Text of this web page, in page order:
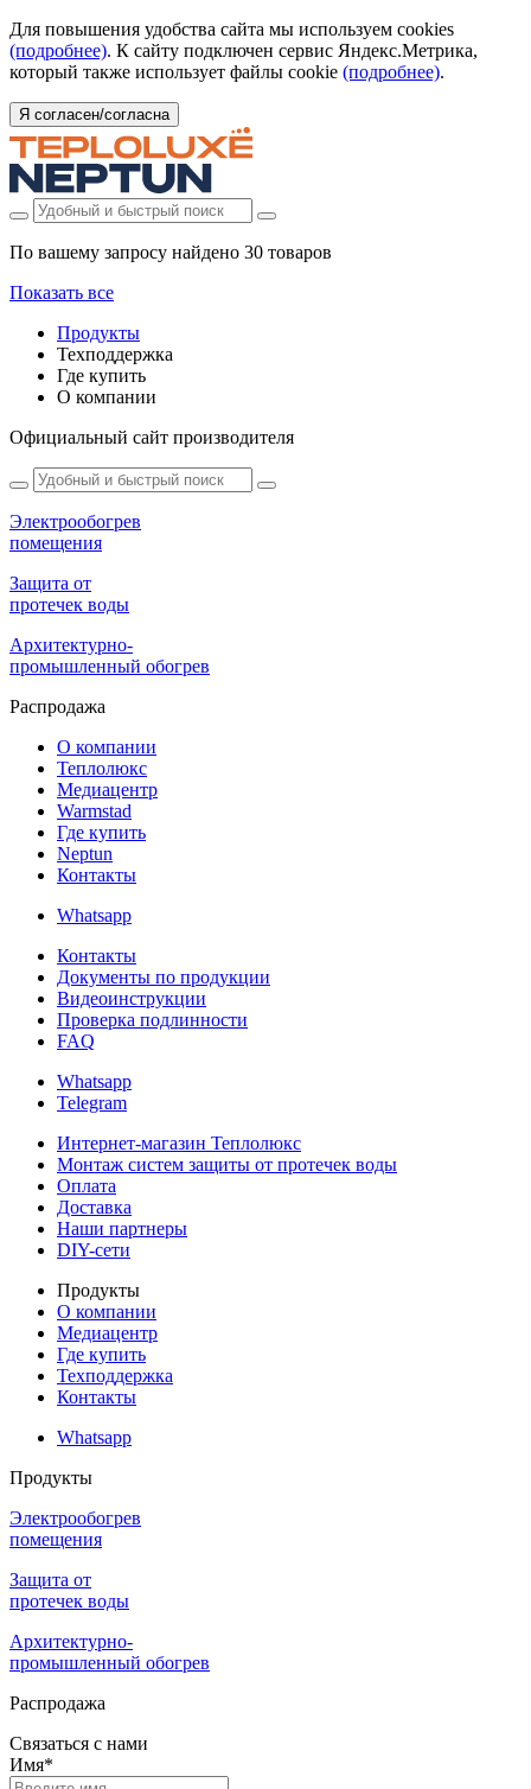
Для повышения удобства сайта мы используем cookies
(подробнее). К сайту подключен сервис Яндекс.Метрика,
который также использует файлы cookie (подробнее).
Я согласен/согласна
По вашему запросу найдено 30 товаров
Показать все
Продукты
Техподдержка
Где купить
О компании
Официальный сайт производителя
Электрообогрев
помещения
Защита от
протечек воды
Архитектурно-
промышленный обогрев
Распродажа
О компании
Теплолюкс
Медиацентр
Warmstad
Где купить
Neptun
Контакты
Whatsapp
Контакты
Документы по продукции
Видеоинструкции
Проверка подлинности
FAQ
Whatsapp
Telegram
Интернет-магазин Теплолюкс
Монтаж систем защиты от протечек воды
Оплата
Доставка
Наши партнеры
DIY-сети
Продукты
О компании
Медиацентр
Где купить
Техподдержка
Контакты
Whatsapp
Продукты
Электрообогрев
помещения
Защита от
протечек воды
Архитектурно-
промышленный обогрев
Распродажа
Связаться с нами
Имя*